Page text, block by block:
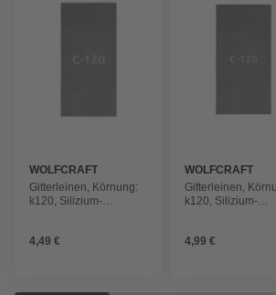
WOLFCRAFT
Gitterleinen, Körnung:
k120, Silizium-
4,49 €
WOLFCRAFT
Gitterleinen,
k120, Silizium-
4,99 €